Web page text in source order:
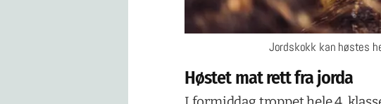
Jordskokk kan høstes
Høstet mat rett fra jorda